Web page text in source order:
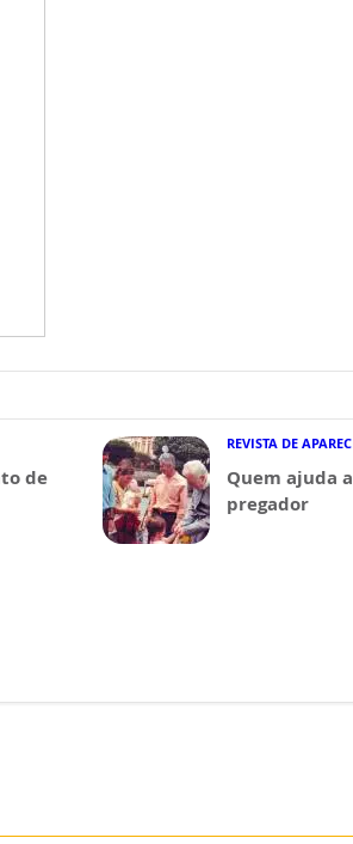
de
REVISTA DE
Quem ajuda
pregador